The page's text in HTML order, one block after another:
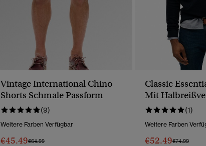
Vintage International Chino
Shorts Schmale Passform
(9)
Weitere Farben Verfügbar
€45.49Preis Wurde Reduziert Von
€64.99Bis
Classic
Mit
(1)
Weitere Farben
€52.49Preis Wurde
€74.99Bis